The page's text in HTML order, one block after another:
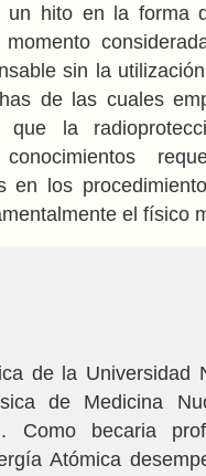
un hito en la forma
sin la
de las cuales
que la
en los
el físico
de la Universidad
de Medicina
Como becaria
Atómica